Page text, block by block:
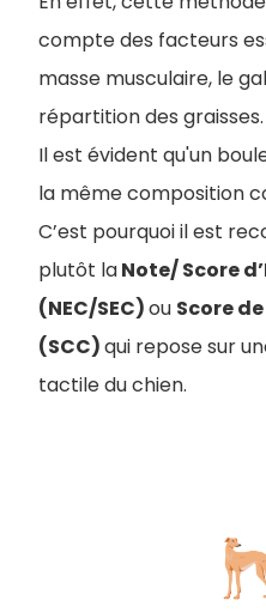
compte des facteurs
masse musculaire, le
répartition des graisses.
Il est évident qu'un
la même composition
C’est pourquoi il est
plutôt laNote/ Score
(NEC/SEC)ou Score
(SCC)qui repose sur
tactile du chien.